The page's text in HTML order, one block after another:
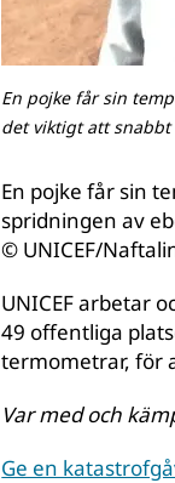
En pojke får sin
det viktigt att
En pojke får sin
spridningen av
© UNICEF/
UNICEF arbetar
49 offentliga
termometrar, för
Var med och
Ge en